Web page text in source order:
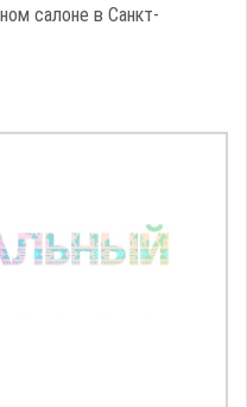
салоне в Санкт-